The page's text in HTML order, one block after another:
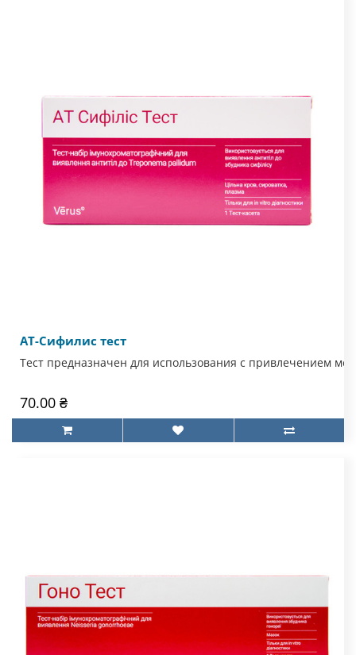
АТ-Сифилис тест
Тест предназначен для использования с привлечением
70.00 ₴